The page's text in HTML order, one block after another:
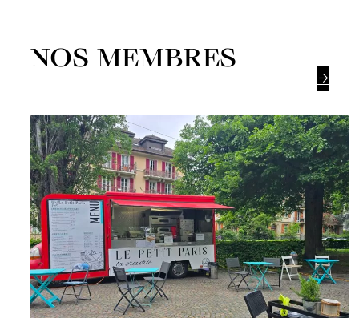
NOS MEMBRES
